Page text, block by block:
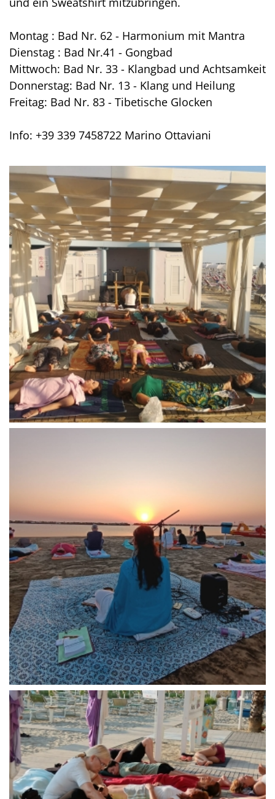
Montag : Bad Nr. 62 - Harmonium mit Mantra
Dienstag : Bad Nr.41 - Gongbad
Mittwoch: Bad Nr. 33 - Klangbad und Achtsamkeit
Donnerstag: Bad Nr. 13 - Klang und Heilung
Freitag: Bad Nr. 83 - Tibetische Glocken
Info: +39 339 7458722 Marino Ottaviani